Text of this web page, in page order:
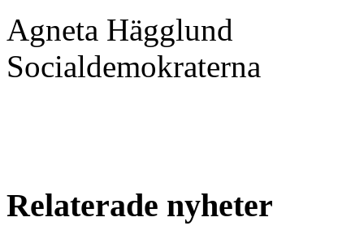
Agneta Hägglund
Socialdemokraterna
Relaterade nyheter